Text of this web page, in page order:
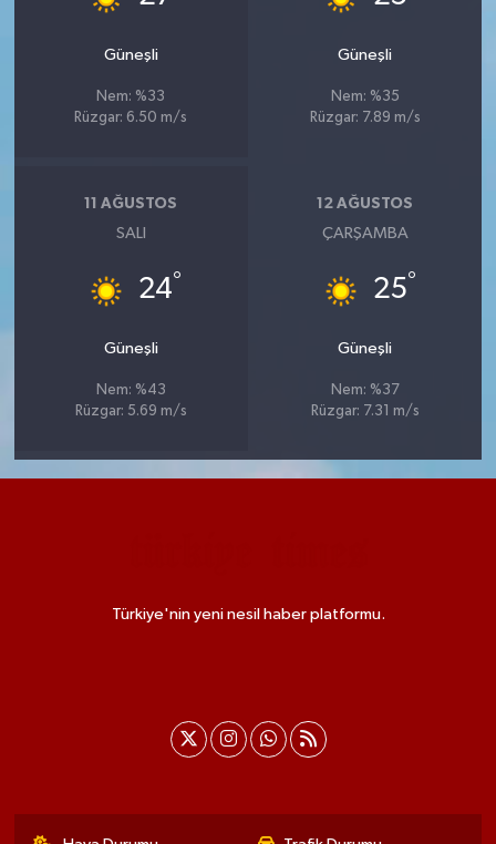
Güneşli
Nem: %33
Rüzgar: 6.50 m/s
Güneşli
Nem: %35
Rüzgar: 7.89 m/s
11 AĞUSTOS
SALI
24°
Güneşli
Nem: %43
Rüzgar: 5.69 m/s
12 AĞUSTOS
ÇARŞAMBA
25°
Güneşli
Nem: %37
Rüzgar: 7.31 m/s
Türkiye'nin yeni nesil haber platformu.